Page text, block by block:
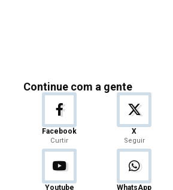
Continue com a gente
Facebook
Curtir
X
Seguir
Youtube WhatsApp